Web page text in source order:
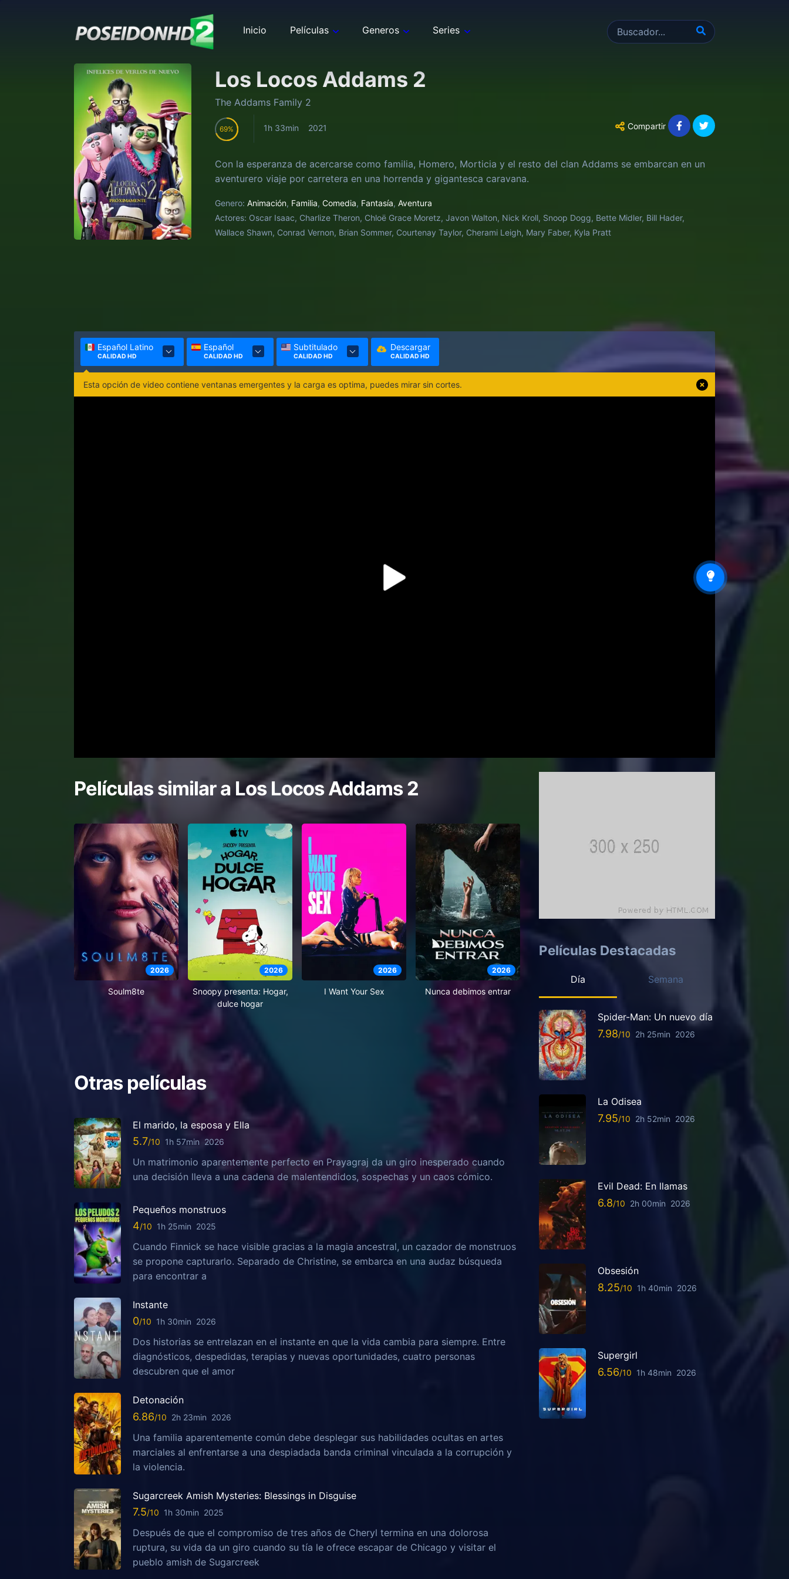
Inicio Películas Generos Series
Los Locos Addams 2
The Addams Family 2
69 1h 33min 2021 Compartir
Con la esperanza de acercarse como familia, Homero, Morticia y el resto del clan Addams se embarcan en un
aventurero viaje por carretera en una horrenda y gigantesca caravana.
Genero: Animación, Familia, Comedia, Fantasía, Aventura
Actores: Oscar Isaac, Charlize Theron, Chloë Grace Moretz, Javon Walton, Nick Kroll, Snoop Dogg, Bette Midler, Bill Hader,
Wallace Shawn, Conrad Vernon, Brian Sommer, Courtenay Taylor, Cherami Leigh, Mary Faber, Kyla Pratt
Español Latino
CALIDAD HD
Español
CALIDAD HD
Subtitulado
CALIDAD HD
Descargar
CALIDAD HD
Esta opción de video contiene ventanas emergentes y la carga es optima, puedes mirar sin cortes.
Películas similar aLos Locos Addams 2
2026
Soulm8te
2026
Snoopy presenta: Hogar,
dulce hogar
2026
I Want Your Sex
2026
Nunca debimos entrar
Otras películas
El marido, la esposa y Ella
5.7 1h 57min 2026
Un matrimonio aparentemente perfecto en Prayagraj da un giro inesperado cuando
una decisión lleva a una cadena de malentendidos, sospechas y un caos cómico.
Pequeños monstruos
4 1h 25min 2025
Cuando Finnick se hace visible gracias a la magia ancestral, un cazador de monstruos
se propone capturarlo. Separado de Christine, se embarca en una audaz búsqueda
para encontrar a
Instante
0 1h 30min 2026
Dos historias se entrelazan en el instante en que la vida cambia para siempre. Entre
diagnósticos, despedidas, terapias y nuevas oportunidades, cuatro personas
descubren que el amor
Detonación
6.86 2h 23min 2026
Una familia aparentemente común debe desplegar sus habilidades ocultas en artes
marciales al enfrentarse a una despiadada banda criminal vinculada a la corrupción y
la violencia.
Sugarcreek Amish Mysteries: Blessings in Disguise
7.5 1h 30min 2025
Después de que el compromiso de tres años de Cheryl termina en una dolorosa
ruptura, su vida da un giro cuando su tía le ofrece escapar de Chicago y visitar el
pueblo amish de Sugarcreek
Películas Destacadas
Día Semana
Spider-Man: Un nuevo día
7.98 2h 25min 2026
La Odisea
7.95 2h 52min 2026
Evil Dead: En llamas
6.8 2h 00min 2026
Obsesión
8.25 1h 40min 2026
Supergirl
6.56 1h 48min 2026